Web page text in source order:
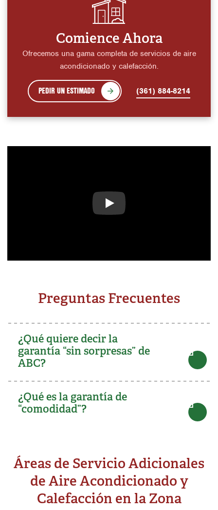
Comience Ahora
Ofrecemos una gama completa de servicios de aire
acondicionado y calefacción.
PEDIR UN ESTIMADO (361) 884-8214
Preguntas Frecuentes
¿Qué quiere decir la
garantía “sin sorpresas” de
ABC?
¿Qué es la garantía de
“comodidad”?
Áreas de Servicio Adicionales
de Aire Acondicionado y
Calefacción en la Zona